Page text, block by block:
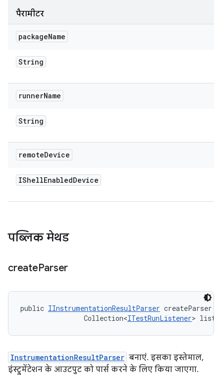
पैरामीटर
packageName
String
runnerName
String
remoteDevice
IShellEnabledDevice
पब्लिक मेथड
createParser
public IInstrumentationResultParser createParser
                Collection<
ITestRunListener>
InstrumentationResultParser बनाएं. इसका इस्तेमाल,
इंस्ट्रुमेंटेशन के आउटपुट को पार्स करने के लिए किया जाएगा.